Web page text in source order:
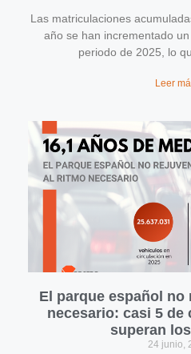
Las matriculaciones
año se han incrementado
periodo de 2025, lo
Leer
El parque español no
necesario: casi 5 de
superan
24 junio,